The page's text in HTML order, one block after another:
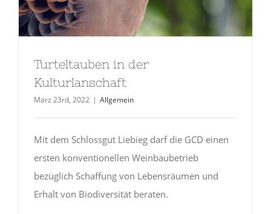
Turteltauben in der
Kulturlanschaft
März 23rd, 2022 | Allgemein
Mit dem Schlossgut Liebieg darf die GCD einen
ersten konventionellen Weinbaubetrieb
bezüglich Schaffung von Lebensräumen und
Erhalt von Biodiversität beraten.